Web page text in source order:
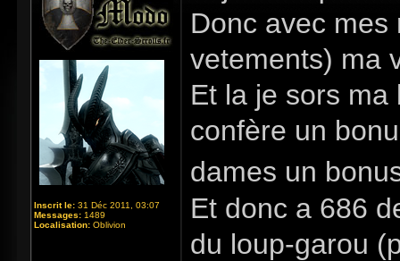
Inscrit le: 31 Déc 2011, 03:07
Messages: 1489
Localisation: Oblivion
Donc avec
vetements) ma
Et la je sors
confère un
dames un
Et donc a 686
du loup-garou